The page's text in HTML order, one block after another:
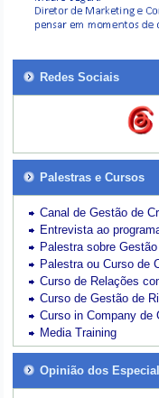
Redes Sociais
Palestras e Cursos
Canal de Gestão de
Entrevista ao
Palestra sobre
Palestra ou Curso de
Curso de Relações
Curso de Gestão de
Curso in Company de
Media Training
Opinião dos